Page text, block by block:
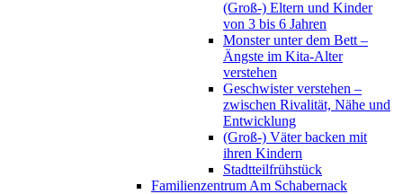
(Groß-) Eltern und Kinder
von 3 bis 6 Jahren
Monster unter dem Bett –
Ängste im Kita-Alter
verstehen
Geschwister verstehen –
zwischen Rivalität, Nähe und
Entwicklung
(Groß-) Väter backen mit
ihren Kindern
Stadtteilfrühstück
Familienzentrum Am Schabernack